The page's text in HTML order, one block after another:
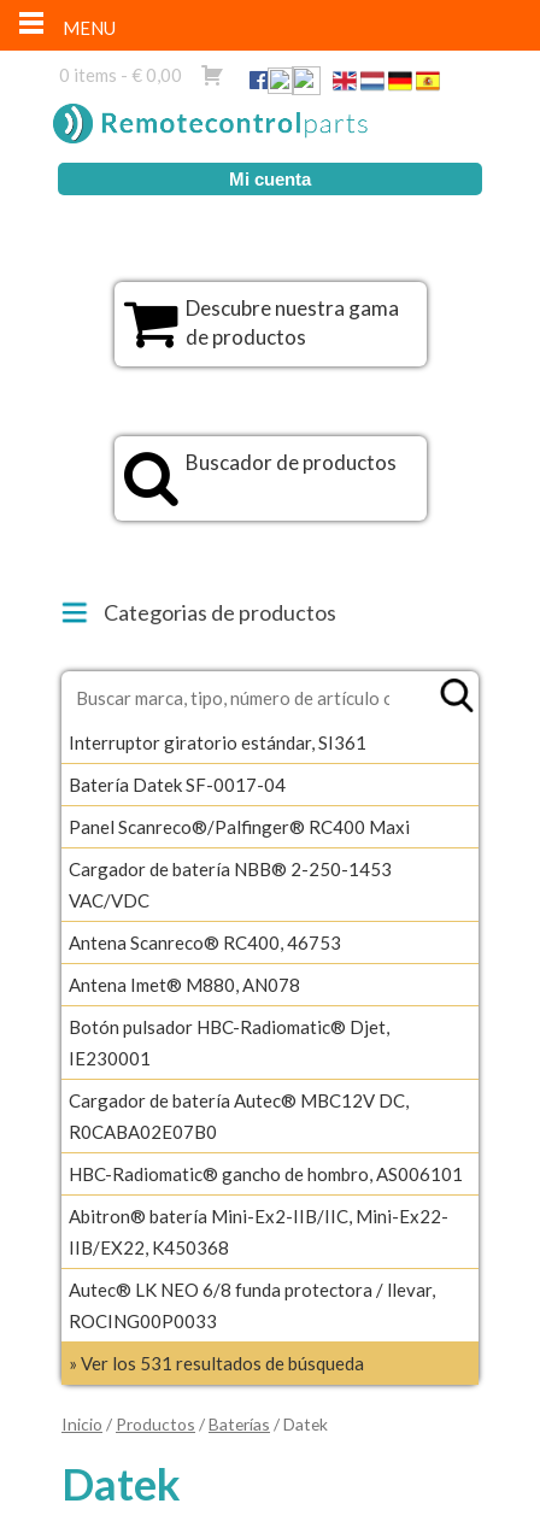
0 items - € 0,00
Mi cuenta
Descubre nuestra gama
de productos
Buscador de productos
Categorias de productos
Interruptor giratorio estándar, SI361
Batería Datek SF-0017-04
Panel Scanreco®/Palfinger® RC400 Maxi
Cargador de batería NBB® 2-250-1453
VAC/VDC
Antena Scanreco® RC400, 46753
Antena Imet® M880, AN078
Botón pulsador HBC-Radiomatic® Djet,
IE230001
Cargador de batería Autec® MBC12V DC,
R0CABA02E07B0
HBC-Radiomatic® gancho de hombro, AS006101
Abitron® batería Mini-Ex2-IIB/IIC, Mini-Ex22-
IIB/EX22, K450368
Autec® LK NEO 6/8 funda protectora / llevar,
ROCING00P0033
» Ver los 531 resultados de búsqueda
Inicio / Productos /Baterías / Datek
Datek
MENU